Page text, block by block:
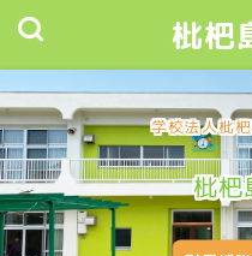
枇杷
学校法人枇
枇杷